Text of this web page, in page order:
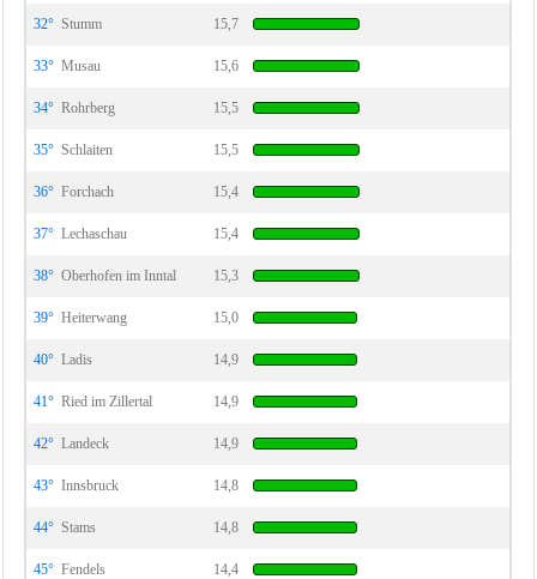
32° Stumm 15,7
33° Musau 15,6
34° Rohrberg 15,5
35° Schlaiten 15,5
36° Forchach 15,4
37° Lechaschau 15,4
38° Oberhofen im Inntal 15,3
39° Heiterwang 15,0
40° Ladis 14,9
41° Ried im Zillertal 14,9
42° Landeck 14,9
43° Innsbruck 14,8
44° Stams 14,8
45° Fendels 14,4